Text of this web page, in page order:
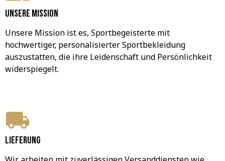
Unsere Mission
Unsere Mission ist es, Sportbegeisterte mit
hochwertiger, personalisierter Sportbekleidung
auszustatten, die ihre Leidenschaft und Persönlichkeit
widerspiegelt.
Lieferung